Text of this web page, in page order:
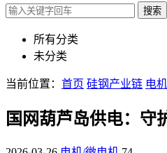
搜索
所有分类
未分类
当前位置： 首页 硅钢产业链 电
国网葫芦岛供电：守